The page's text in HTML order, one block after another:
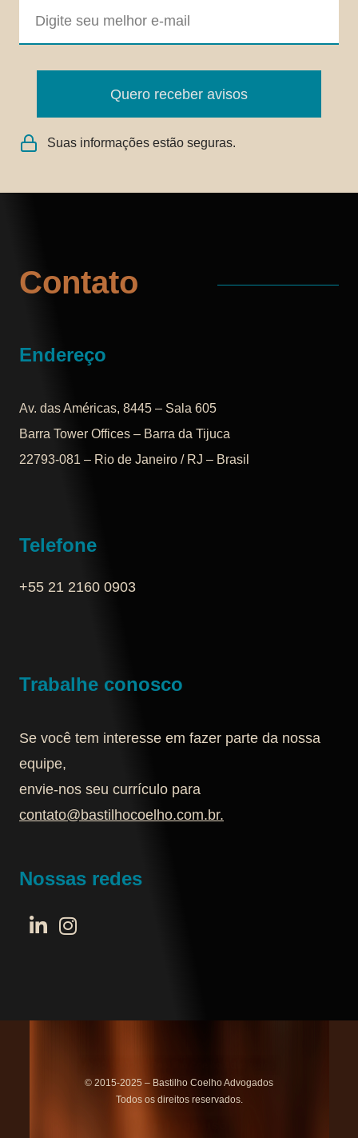
Quero receber avisos
Suas informações estão seguras.
Contato
Endereço
Av. das Américas, 8445 – Sala 605
Barra Tower Offices – Barra da Tijuca
22793-081 – Rio de Janeiro / RJ – Brasil
Telefone
+55 21 2160 0903‬
Trabalhe conosco
Se você tem interesse em fazer parte da nossa
equipe,
envie-nos seu currículo para
contato@bastilhocoelho.com.br.
Nossas redes
© 2015-2025 – Bastilho Coelho Advogados
Todos os direitos reservados.